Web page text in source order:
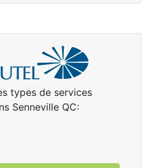
types de services
Senneville QC: